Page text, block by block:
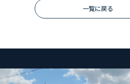
一覧に戻る